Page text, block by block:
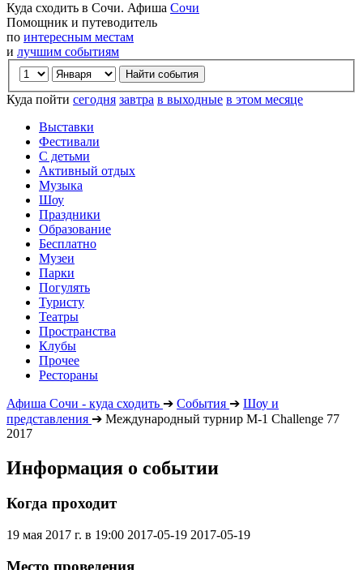
Куда сходить в Сочи. Афиша Сочи
Помощник и путеводитель
по интересным местам
и лучшим событиям
Куда пойти сегодня завтра в выходные в этом месяце
Выставки
Фестивали
С детьми
Активный отдых
Музыка
Шоу
Праздники
Образование
Бесплатно
Музеи
Парки
Погулять
Туристу
Театры
Пространства
Клубы
Прочее
Рестораны
Афиша Сочи - куда сходить ➔ События ➔ Шоу и
представления ➔ Международный турнир M-1 Challenge 77
2017
Информация о событии
Когда проходит
19 мая 2017 г. в 19:00 2017-05-19 2017-05-19
Место проведения